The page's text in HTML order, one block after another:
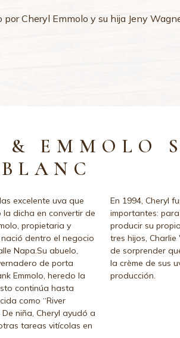
por Cheryl Emmolo y su hija Jeny
& EMMOLO
BLANC
excelente uva que
la dicha en convertir de
propietaria y
dentro el negocio
Napa.Su abuelo,
de porta
Emmolo, heredo la
continúa hasta
como “River
niña, Cheryl ayudó a
tareas vitícolas en
En 1994, Cheryl
importantes:
producir su
tres hijos,
de sorprender
la crème de sus
producción.